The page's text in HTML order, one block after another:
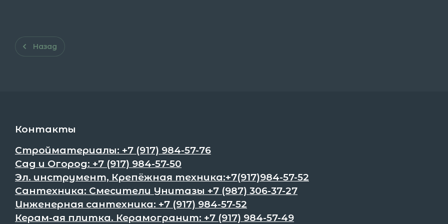
Назад
Контакты
Стройматериалы: +7 (917) 984-57-76
Сад и Огород: +7 (917) 984-57-50
Эл. инструмент, Крепёжная техника:+7(917)984-57-52
Сантехника: Смесители Унитазы +7 (987) 306-37-27
Инженерная сантехника: +7 (917) 984-57-52
Керам-ая плитка. Керамогранит: +7 (917) 984-57-49